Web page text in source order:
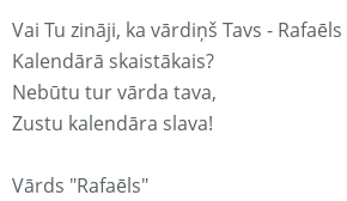
Vai Tu zināji, ka vārdiņš Tavs - Rafaēls
Kalendārā skaistākais?
Nebūtu tur vārda tava,
Zustu kalendāra slava!
Vārds "Rafaēls"